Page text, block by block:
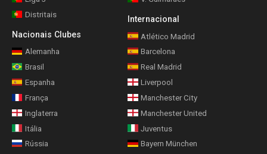
Distritais
Nacionais Clubes
Alemanha
Brasil
Espanha
França
Inglaterra
Itália
Rússia
Internacional
Atlético Madrid
Barcelona
Real Madrid
Liverpool
Manchester City
Manchester United
Juventus
Bayern München